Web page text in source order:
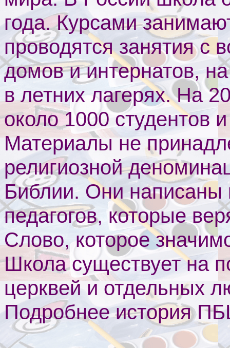
года. Курсами
проводятся занятия с
домов и интернатов,
в летних лагерях. На
около 1000 студентов
Материалы не
религиозной
Библии. Они написаны
педагогов, которые
Слово, которое
Школа существует на
церквей и отдельных
Подробнее история